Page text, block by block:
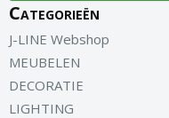
Categorieën
J-LINE Webshop
MEUBELEN
DECORATIE
LIGHTING